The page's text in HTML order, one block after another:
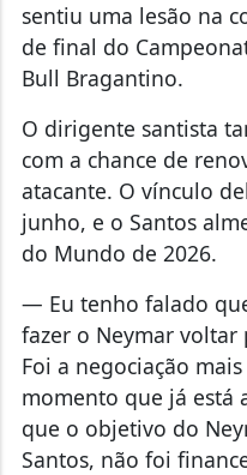
sentiu uma lesão na
de final do
Bull Bragantino.
O dirigente santista
com a chance de
atacante. O vínculo
junho, e o Santos
do Mundo de 2026.
— Eu tenho falado
fazer o Neymar voltar
Foi a negociação
momento que já está
que o objetivo do
Santos, não foi